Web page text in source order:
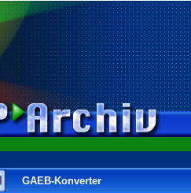
GAEB-Konverter